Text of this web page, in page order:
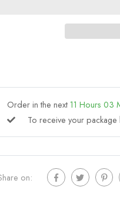
Order in the next 11 Hours 03
To receive your
on: